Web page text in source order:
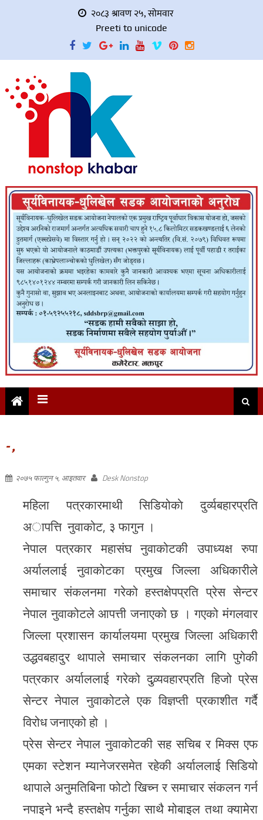
२०८३ श्रावण २५, सोमवार
Preeti to unicode
- ,
२०७५ फाल्गुन ५, आइतवार Desk Nonstop
महिला पत्रकारमाथी सिडियोकाे दुर्व्यबहारप्रति
अापत्तिनुवाकोट, ३ फागुन ।
नेपाल पत्रकार महासंघ नुवाकोटकी उपाध्यक्ष रुपा
अर्याललाई नुवाकोटका प्रमुख जिल्ला अधिकारीले
समाचार संकलनमा गरेको हस्तक्षेपप्रति प्रेस सेन्टर
नेपाल नुवाकोटले आपत्ती जनाएको छ । गएको मंगलवार
जिल्ला प्रशासन कार्यालयमा प्रमुख जिल्ला अधिकारी
उद्धवबहादुर थापाले समाचार संकलनका लागि पुगेकी
पत्रकार अर्याललाई गरेको दुव्र्यवहारप्रति हिजो प्रेस
सेन्टर नेपाल नुवाकोटले एक विज्ञप्ती प्रकाशीत गर्दै
विरोध जनाएको हो ।
प्रेस सेन्टर नेपाल नुवाकोटकी सह सचिब र मिक्स एफ
एमका स्टेशन म्यानेजरसमेत रहेकी अर्याललाई सिडियो
थापाले अनुमतिबिना फोटो खिच्न र समाचार संकलन गर्न
नपाइने भन्दै हस्तक्षेप गर्नुका साथै मोबाइल तथा क्यामेरा